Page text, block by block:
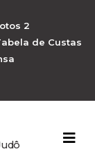
2
de Custas